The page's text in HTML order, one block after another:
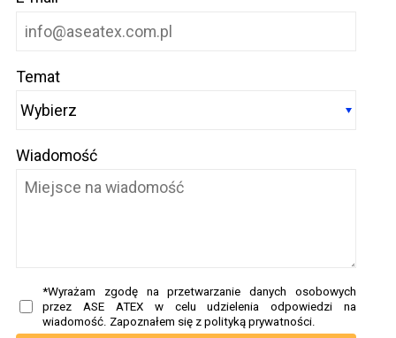
Temat
Wiadomość
*Wyrażam zgodę na przetwarzanie danych osobowych
przez ASE ATEX w celu udzielenia odpowiedzi na
wiadomość. Zapoznałem się z polityką prywatności.